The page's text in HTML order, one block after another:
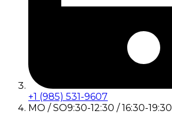
+1 (985) 531-9607
MO / SO9:30-12:30 / 16:30-19:30